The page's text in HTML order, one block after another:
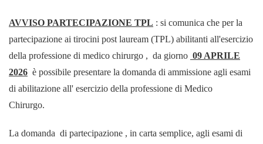
AVVISO PARTECIPAZIONE TPL : si comunica che per la
partecipazione ai tirocini post lauream (TPL) abilitanti all'esercizio
della professione di medico chirurgo , da giorno 09 APRILE
2026 è possibile presentare la domanda di ammissione agli esami
di abilitazione all' esercizio della professione di Medico
Chirurgo.
La domanda di partecipazione , in carta semplice, agli esami di